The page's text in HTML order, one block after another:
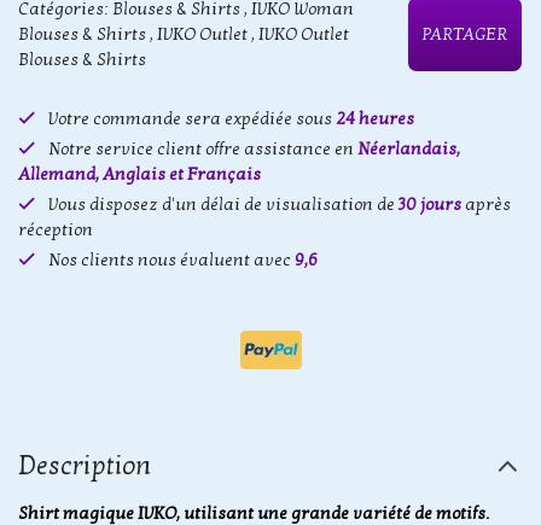
Catégories: Blouses & Shirts, IVKO Woman
Blouses & Shirts, IVKO Outlet, IVKO Outlet
Blouses & Shirts
PARTAGER
Votre commande sera expédiée sous24 heures
Notre service client offre assistance en Néerlandais,
Allemand, Anglais et Français
Vous disposez d'un délai de visualisation de30 jours après
réception
Nos clients nous évaluent avec 9,6
Description
Shirt magique IVKO, utilisant une grande variété de motifs.